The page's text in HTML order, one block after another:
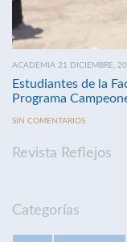
ACADEMIA 21 DICIEMBRE,
Estudiantes de la
Programa
SIN COMENTARIOS
Revista Reflejos
Categorías